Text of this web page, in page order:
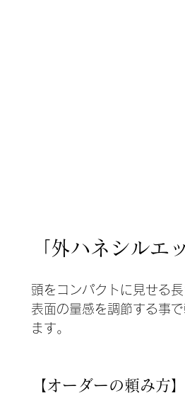
「外ハネシルエ
頭をコンパクトに見せる
表面の量感を調節する事
ます。
【オーダーの頼み方】